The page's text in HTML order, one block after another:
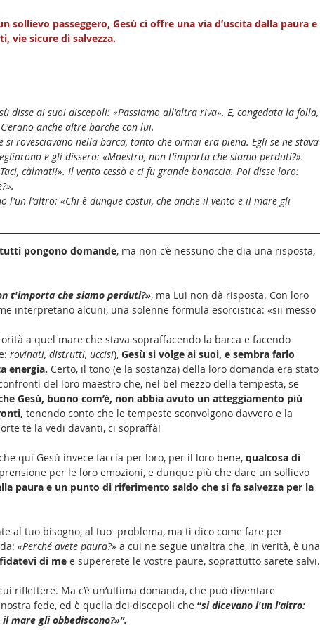
sollievo passeggero, Gesù ci offre una via d’uscita dalla paura e
vie sicure di salvezza.
disse ai suoi discepoli: «Passiamo all'altra riva». E, congedata la folla,
anche altre barche con lui.
rovesciavano nella barca, tanto che ormai era piena. Egli se ne stava
e gli dissero: «Maestro, non t'importa che siamo perduti?».
càlmati!». Il vento cessò e ci fu grande bonaccia. Poi disse loro:
l'un l'altro: «Chi è dunque costui, che anche il vento e il mare gli
tutti pongono domande, ma non c’è nessuno che dia una risposta,
t'importa che siamo perduti?», ma Lui non dà risposta. Con loro
interpretano alcuni, una solenne formula esorcistica: «sii messo
a quel mare che stava sopraffacendo la barca e facendo
rovinati, distrutti, uccisi), Gesù si volge ai suoi, e sembra farlo
energia. Certo, il tono (e la sostanza) della loro domanda era stato
del loro maestro che, nel bel mezzo della tempesta, se
Gesù, buono com’è, non abbia avuto un atteggiamento più
tenendo conto che le tempeste sconvolgono davvero e la
te la vedi davanti, ci sopraffà!
qui Gesù invece faccia per loro, per il loro bene, qualcosa di
per le loro emozioni, e dunque più che dare un sollievo
paura e un punto di riferimento saldo che si fa salvezza per la
al tuo bisogno, al tuo  problema, ma ti dico come fare per
«Perché avete paura?» a cui ne segue un’altra che, in verità, è una
fidatevi di me e supererete le vostre paure, soprattutto sarete salvi.
riflettere. Ma c’è un’ultima domanda, che può diventare
fede, ed è quella dei discepoli che “si dicevano l'un l'altro:
mare gli obbediscono?»”.